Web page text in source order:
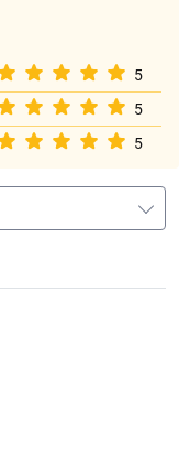
tùy theo khu vực và
5
5
5